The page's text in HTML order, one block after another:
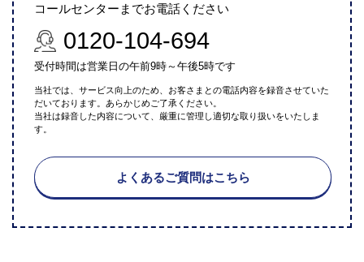
コールセンターまでお電話ください
0120-104-694
受付時間は営業日の午前9時～午後5時です
当社では、サービス向上のため、お客さまとの電話内容を録音させていた
だいております。あらかじめご了承ください。
当社は録音した内容について、厳重に管理し適切な取り扱いをいたしま
す。
よくあるご質問はこちら